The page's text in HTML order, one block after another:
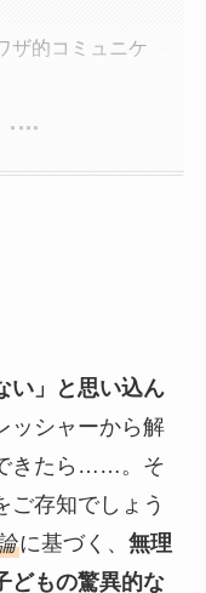
ザ的コミュニケ
い」と思い込ん
ッシャーから解
きたら……。そ
ご存知でしょう
に基づく、 無理
どもの驚異的な